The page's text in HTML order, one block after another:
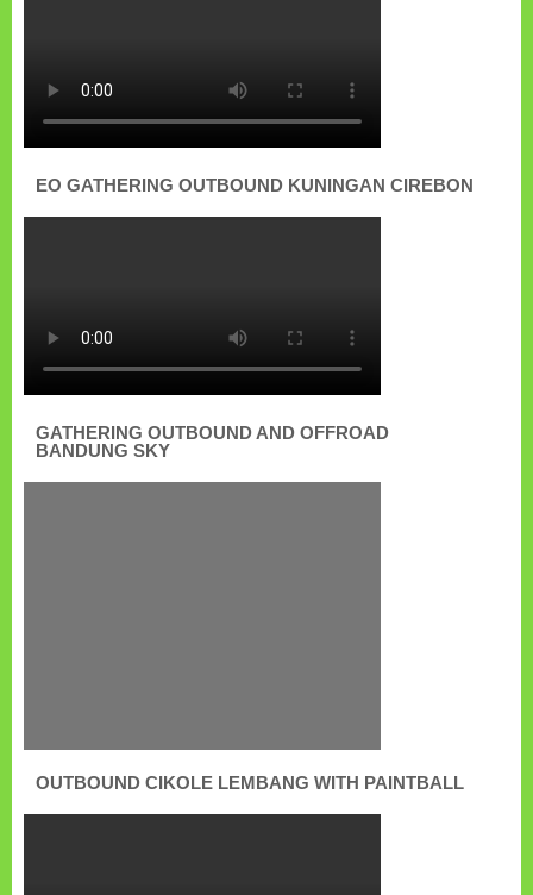
EO GATHERING OUTBOUND KUNINGAN CIREBON
GATHERING OUTBOUND AND OFFROAD
BANDUNG SKY
OUTBOUND CIKOLE LEMBANG WITH PAINTBALL